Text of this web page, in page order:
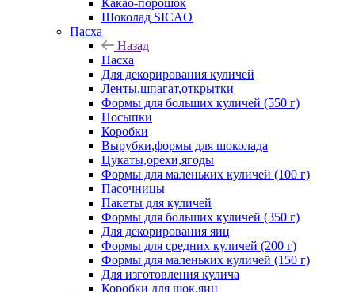
Какао-порошок
Шоколад SICAO
Пасха
Назад
Пасха
Для декорирования куличей
Ленты,шпагат,открытки
Формы для больших куличей (550 г)
Посыпки
Коробки
Вырубки,формы для шоколада
Цукаты,орехи,ягоды
Формы для маленьких куличей (100 г)
Пасочницы
Пакеты для куличей
Формы для больших куличей (350 г)
Для декорирования яиц
Формы для средних куличей (200 г)
Формы для маленьких куличей (150 г)
Для изготовления кулича
Коробки для шок.яиц